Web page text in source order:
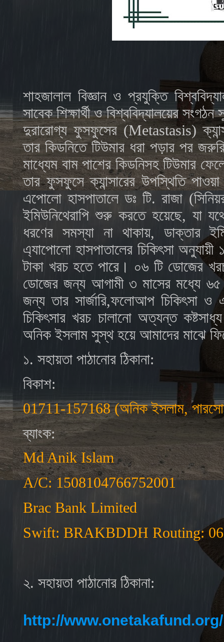
শাহজালাল বিজ্ঞান ও প্রযুক্তি
সাবেক শিক্ষার্থী ও বিশ্ববিদ্যালয়ের
দুরারোগ্য ফুসফুসের (Metastasis)
তার কিডনিতে টিউমার ধরা পড়ার পর
মাধ্যেম বাম পাশের কিডনিসহ টিউমার
তার ফুসফুসে ক্যান্সারের উপস্থিতি
এপোলো হাসপাতালে ডঃ টি. রাজা
ইমিউনিথেরাপি শুরু করতে হয়েছে, যা
ধরণের সমস্যা না থাকায়, ডাক্তার
এ্যাপোলো হাসপাতালের চিকিৎসা
টাকা খরচ হতে পারে। ০৬ টি ডোজের
ডোজের জন্য আগামী ৩ মাসের মধ্যে ৬৫
জন্য তার সার্জারি,ফলোআপ চিকিৎসা ও
চিকিৎসার খরচ চালানো অত্যন্ত
অনিক ইসলাম সুস্থ হয়ে আমাদের মাঝে
১. সহায়তা পাঠানোর ঠিকানা:
বিকাশ:
01711-157168 (অনিক ইসলাম,
ব্যাংক:
Md Anik Islam
A/C: 1508104766752001
Brac Bank Limited
Swift: BRAKBDDH Routing:
২. সহায়তা পাঠানোর ঠিকানা:
http://